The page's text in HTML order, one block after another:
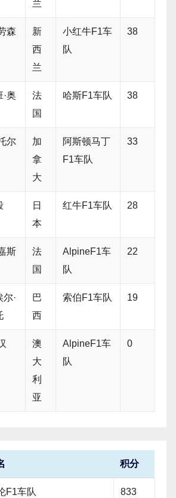
兰
森
新
西
兰
小红牛F1车
队
38
奥
法
国
哈斯F1车队 38
尔
加
拿
大
阿斯顿马丁
F1车队
33
日
本
红牛F1车队 28
斯
法
国
AlpineF1车
队
22
·
巴
西
索伯F1车队 19
澳
大
利
亚
AlpineF1车
队
0
积分
F1车队 833